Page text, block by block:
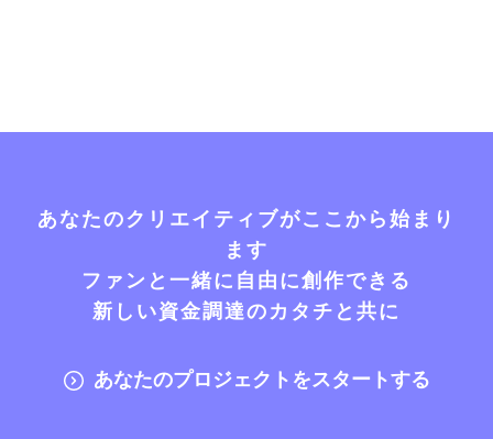
あなたのクリエイティブがここから始まり
ます
ファンと一緒に自由に創作できる
新しい資金調達のカタチと共に
あなたのプロジェクトをスタートする